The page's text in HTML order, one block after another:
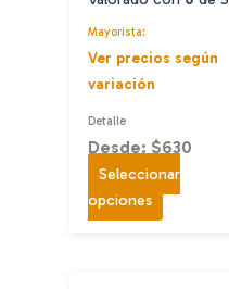
Mayorista:
Ver precios según
variación
Detalle
Desde: $630
Seleccionar
opciones Este
producto